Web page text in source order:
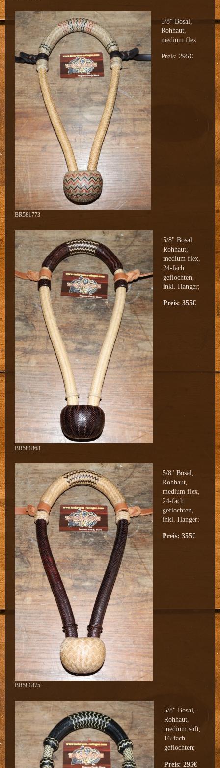
BR581773
5/8" Bosal,
Rohhaut,
medium flex
Preis: 295€
BR581868
5/8" Bosal,
Rohhaut,
medium flex,
24-fach
geflochten,
inkl. Hanger;
Preis: 355€
BR581875
5/8" Bosal,
Rohhaut,
medium flex,
24-fach
geflochten,
inkl. Hanger:
Preis: 355€
5/8" Bosal,
Rohhaut,
medium soft,
16-fach
geflochten;
Preis: 295€